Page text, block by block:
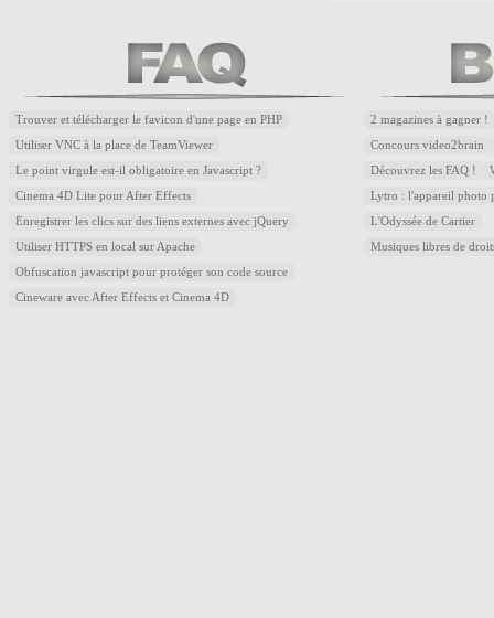
Trouver et télécharger le favicon d'une page en PHP
Utiliser VNC à la place de TeamViewer
Le point virgule est-il obligatoire en Javascript ?
Cinema 4D Lite pour After Effects
Enregistrer les clics sur des liens externes avec jQuery
Utiliser HTTPS en local sur Apache
Obfuscation javascript pour protéger son code source
Cineware avec After Effects et Cinema 4D
2 magazines à gagner !
Concours video2brain
Découvrez les FAQ !
Lytro : l'appareil photo
L'Odyssée de Cartier
Musiques libres de